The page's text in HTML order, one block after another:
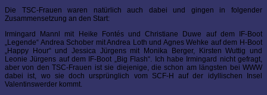
Die TSC-Frauen waren natürlich auch dabei und gingen in folgender
Zusammensetzung an den Start:
Irmingard Mannl mit Heike Fontés und Christiane Duwe auf dem IF-Boot
„Legende“ Andrea Schober mit Andrea Loth und Agnes Wehke auf dem H-Boot
„Happy Hour“ und Jessica Jürgens mit Monika Berger, Kirsten Wuttig und
Leonie Jürgens auf dem IF-Boot „Big Flash“. Ich habe Irmingard nicht gefragt,
aber von den TSC-Frauen ist sie diejenige, die schon am längsten bei WWW
dabei ist, wo sie doch ursprünglich vom SCF-H auf der idyllischen Insel
Valentinswerder kommt.